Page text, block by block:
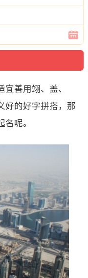
善用翊、盖、
好的好字拼搭，那
呢。